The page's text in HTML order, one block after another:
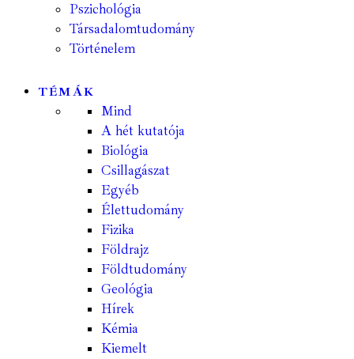
Pszichológia
Társadalomtudomány
Történelem
TÉMÁK
Mind
A hét kutatója
Biológia
Csillagászat
Egyéb
Élettudomány
Fizika
Földrajz
Földtudomány
Geológia
Hírek
Kémia
Kiemelt